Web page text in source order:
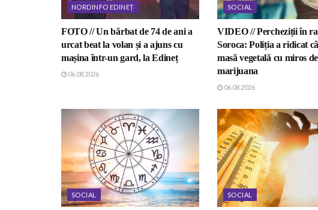
NORDINFO EDINEȚ
FOTO // Un bărbat de 74 de ani a
urcat beat la volan și a ajuns cu
mașina într-un gard, la Edineț
06.08.2026
SOCIAL
VIDEO // Percheziții în
Soroca: Poliția a ridicat
masă vegetală cu miros de
marijuana
06.08.2026
SOCIAL SOCIAL